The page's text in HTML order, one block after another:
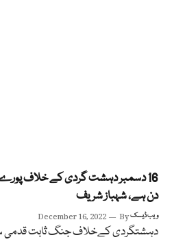
16 دسمبر دہشت گردی کے خلاف پورے
دن ہے، شہباز شریف
December 16, 2022 Byویب ڈیسک
دہشتگردی کےخلاف جنگ ثابت قدمی